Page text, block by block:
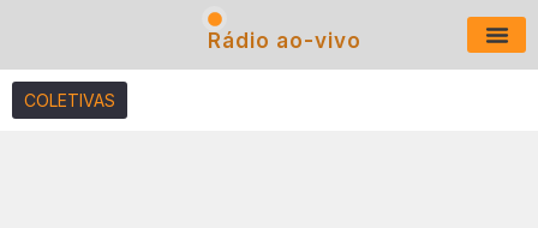
Rádio ao-vivo
COLETIVAS